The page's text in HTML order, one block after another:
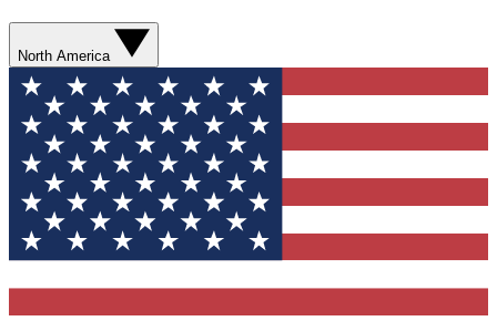
North America